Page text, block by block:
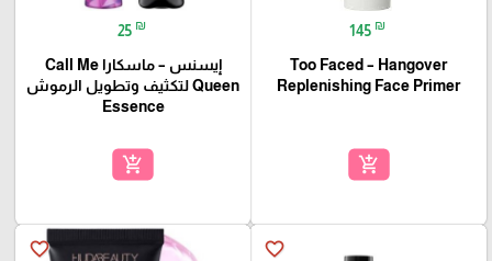
145 ₪
Too Faced – Hangover
Replenishing Face Primer
add_shopping_cart
25 ₪
إيسنس – ماسكارا Call Me
Queen لتكثيف وتطويل الرموش
Essence
add_shopping_cart
favorite_border
favorite_border